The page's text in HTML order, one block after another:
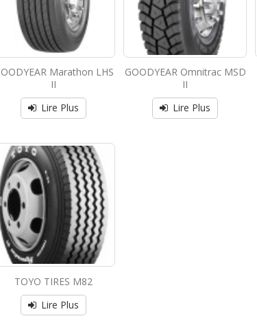
Marathon LHS
II
Lire Plus
GOODYEAR Omnitrac MSD
II
Lire Plus
TOYO TIRES M82
Lire Plus